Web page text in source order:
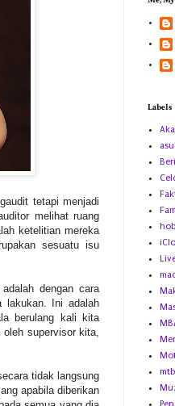
tetapi menjadi
melihat ruang
ketelitian mereka
sesuatu isu
dengan cara
lakukan. Ini adalah
berulang kali kita
supervisor kita,
tidak langsung
apabila diberikan
Labels
mtb